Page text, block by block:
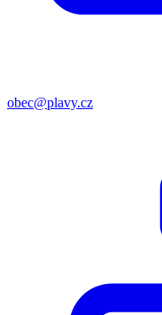
obec@plavy.cz